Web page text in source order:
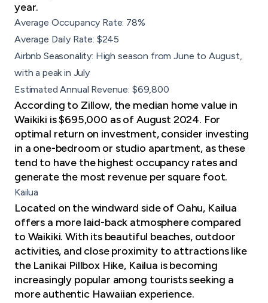
year.
Average Occupancy Rate: 78%
Average Daily Rate: $245
Airbnb Seasonality: High season from June to August,
with a peak in July
Estimated Annual Revenue: $69,800
According to Zillow, the median home value in
Waikiki is $695,000 as of August 2024. For
optimal return on investment, consider investing
in a one-bedroom or studio apartment, as these
tend to have the highest occupancy rates and
generate the most revenue per square foot.
Kailua
Located on the windward side of Oahu, Kailua
offers a more laid-back atmosphere compared
to Waikiki. With its beautiful beaches, outdoor
activities, and close proximity to attractions like
the Lanikai Pillbox Hike, Kailua is becoming
increasingly popular among tourists seeking a
more authentic Hawaiian experience.